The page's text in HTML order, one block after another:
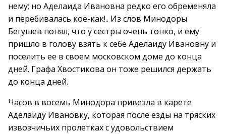
нему; но Аделаида Ивановна редко его обременяла
и перебивалась кое-как!.. Из слов Минодоры
Бегушев понял, что у сестры очень тонко, и ему
пришло в голову взять к себе Аделаиду Ивановну и
поселить ее в своем московском доме до конца
дней. Графа Хвостикова он тоже решился держать
до конца дней.
Часов в восемь Минодора привезла в карете
Аделаиду Ивановку, которая после езды на тряских
извозчичьих пролетках с удовольствием